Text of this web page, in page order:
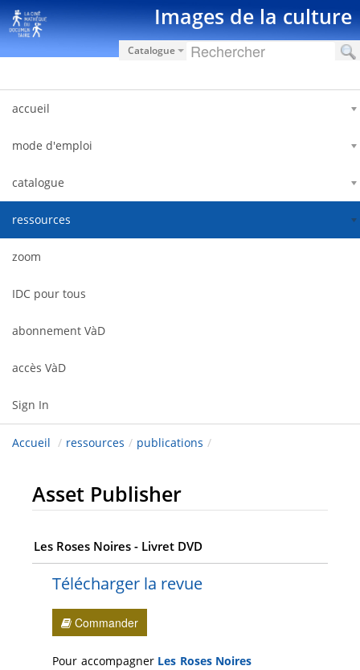
Skip to Content Images de la culture
Catalogue
accueil
mode d'emploi
catalogue
ressources
zoom
IDC pour tous
abonnement VàD
accès VàD
Sign In
Accueil / ressources / publications /
Asset Publisher
Les Roses Noires - Livret DVD
Télécharger la revue
Commander
Pour accompagner Les Roses Noires